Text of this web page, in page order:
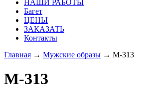
НАШИ РАБОТЫ
Багет
ЦЕНЫ
ЗАКАЗАТЬ
Контакты
Главная → Мужские образы → M-313
M-313